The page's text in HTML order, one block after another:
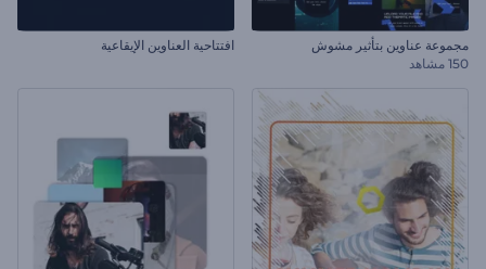
مجموعة عناوين بتأثير مشوش
150 مشاهد
افتتاحية العناوين الإيقاعية